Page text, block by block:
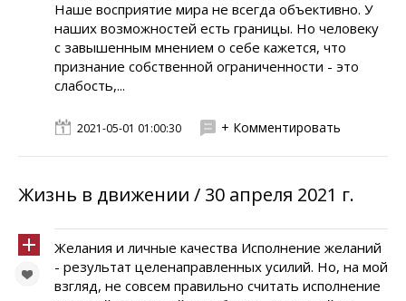
Наше восприятие мира не всегда объективно. У
наших возможностей есть границы. Но человеку
с завышенным мнением о себе кажется, что
признание собственной ограниченности - это
слабость,...
2021-05-01 01:00:30 + Комментировать
Жизнь в движении / 30 апреля 2021 г.
Желания и личные качества Исполнение желаний
- результат целенаправленных усилий. Но, на мой
взгляд, не совсем правильно считать исполнение